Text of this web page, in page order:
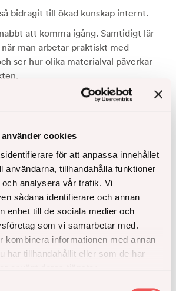
cookies
för att anpassa innehållet
användarna, tillhandahålla funktioner
analysera vår trafik. Vi
sådana identifierare och annan
enhet till de sociala medier och
som vi samarbetar med.
kombinera informationen med annan
har tillhandahållit eller som de har
bidragit till ökad kunskap internt.
att komma igång. Samtidigt lär
man arbetar praktiskt med
ser hur olika materialval påverkar
faktisk påverkan
handlar om hur vi arbetar
att vi inte bara beräknar längre –
hur vi bygger.